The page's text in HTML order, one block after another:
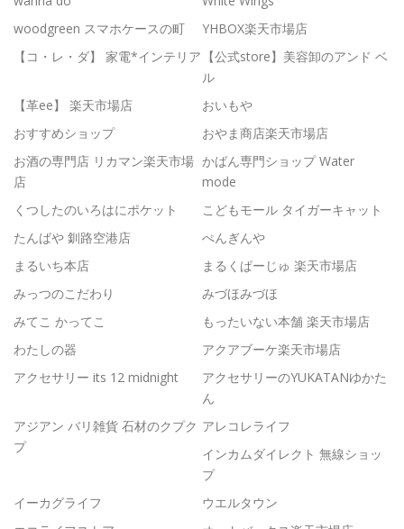
woodgreen スマホケースの町
YHBOX楽天市場店
【コ・レ・ダ】 家電*インテリア 【公式store】美容卸のアンド ベ
ル
【革ee】 楽天市場店
おいもや
おすすめショップ
おやま商店楽天市場店
お酒の専門店 リカマン楽天市場
店
かばん専門ショップ Water
mode
くつしたのいろはにポケット
こどもモール タイガーキャット
たんばや 釧路空港店
ぺんぎんや
まるいち本店
まるくぱーじゅ 楽天市場店
みっつのこだわり
みづほみづほ
みてこ かってこ
もったいない本舗 楽天市場店
わたしの器
アクアブーケ楽天市場店
アクセサリー its 12 midnight
アクセサリーのYUKATANゆかた
ん
アジアン バリ雑貨 石材のクプク
プ
アレコレライフ
インカムダイレクト 無線ショッ
プ
イーカグライフ
ウエルタウン